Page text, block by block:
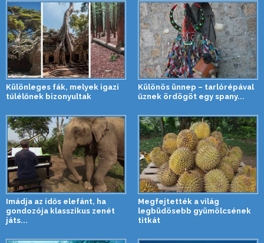
Különleges fák, melyek igazi
túlélőnek bizonyultak
Különös ünnep – tarlórépával
űznek ördögöt egy spany...
Imádja az idős elefánt, ha
gondozója klasszikus zenét
játs...
Megfejtették a világ
legbüdösebb gyümölcsének
titkát